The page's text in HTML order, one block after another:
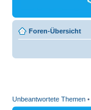
Foren-Übersicht
Unbeantwortete Themen •